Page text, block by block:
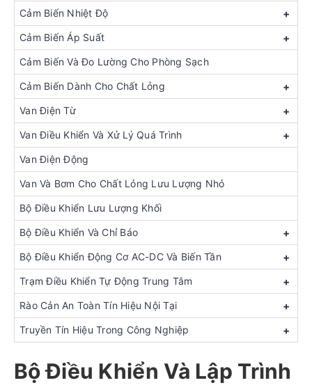
Cảm Biến Nhiệt Độ +
Cảm Biến Áp Suất +
Cảm Biến Và Đo Lường Cho Phòng Sạch
Cảm Biến Dành Cho Chất Lỏng +
Van Điện Từ +
Van Điều Khiển Và Xử Lý Quá Trình +
Van Điện Động
Van Và Bơm Cho Chất Lỏng Lưu Lượng Nhỏ
Bộ Điều Khiển Lưu Lượng Khối
Bộ Điều Khiển Và Chỉ Báo +
Bộ Điều Khiển Động Cơ AC-DC Và Biến Tần +
Trạm Điều Khiển Tự Động Trung Tâm +
Rào Cản An Toàn Tín Hiệu Nội Tại +
Truyền Tín Hiệu Trong Công Nghiệp +
Bộ Điều Khiển Và Lập Trình